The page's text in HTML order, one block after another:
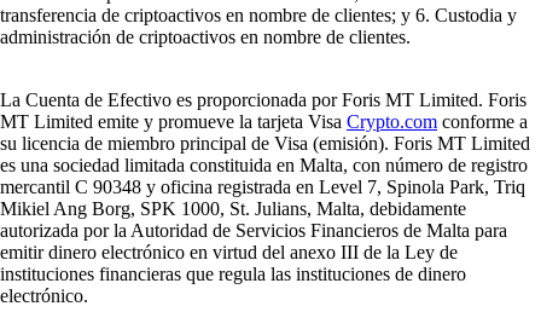
transferencia de criptoactivos en nombre de clientes; y 6. Custodia y
administración de criptoactivos en nombre de clientes.
La Cuenta de Efectivo es proporcionada por Foris MT Limited. Foris
MT Limited emite y promueve la tarjeta Visa Crypto.com conforme a
su licencia de miembro principal de Visa (emisión). Foris MT Limited
es una sociedad limitada constituida en Malta, con número de registro
mercantil C 90348 y oficina registrada en Level 7, Spinola Park, Triq
Mikiel Ang Borg, SPK 1000, St. Julians, Malta, debidamente
autorizada por la Autoridad de Servicios Financieros de Malta para
emitir dinero electrónico en virtud del anexo III de la Ley de
instituciones financieras que regula las instituciones de dinero
electrónico.